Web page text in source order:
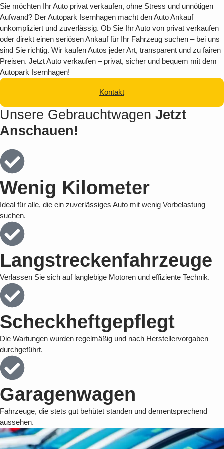
Sie möchten Ihr Auto privat verkaufen, ohne Stress und unnötigen
Aufwand? Der Autopark Isernhagen macht den Auto Ankauf
unkompliziert und zuverlässig. Ob Sie Ihr Auto von privat verkaufen
oder direkt einen seriösen Ankauf für Ihr Fahrzeug suchen – bei uns
sind Sie richtig. Wir kaufen Autos jeder Art, transparent und zu fairen
Preisen. Jetzt Auto verkaufen – privat, sicher und bequem mit dem
Autopark Isernhagen!
Kontakt
Unsere Gebrauchtwagen Jetzt
Anschauen!
Wenig Kilometer
Ideal für alle, die ein zuverlässiges Auto mit wenig Vorbelastung
suchen.
Langstreckenfahrzeuge
Verlassen Sie sich auf langlebige Motoren und effiziente Technik.
Scheckheftgepflegt
Die Wartungen wurden regelmäßig und nach Herstellervorgaben
durchgeführt.
Garagenwagen
Fahrzeuge, die stets gut behütet standen und dementsprechend
aussehen.